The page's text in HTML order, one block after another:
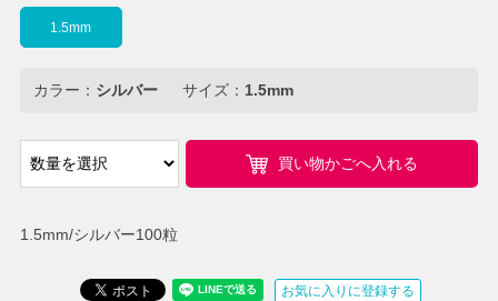
1.5mm/シルバー100粒
1.5mm
カラー： シルバー サイズ： 1.5mm
買い物かごへ入れる
お気に入りに登録する